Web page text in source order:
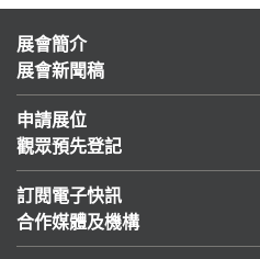
展會簡介
展會新聞稿
申請展位
觀眾預先登記
訂閱電子快訊
合作媒體及機構